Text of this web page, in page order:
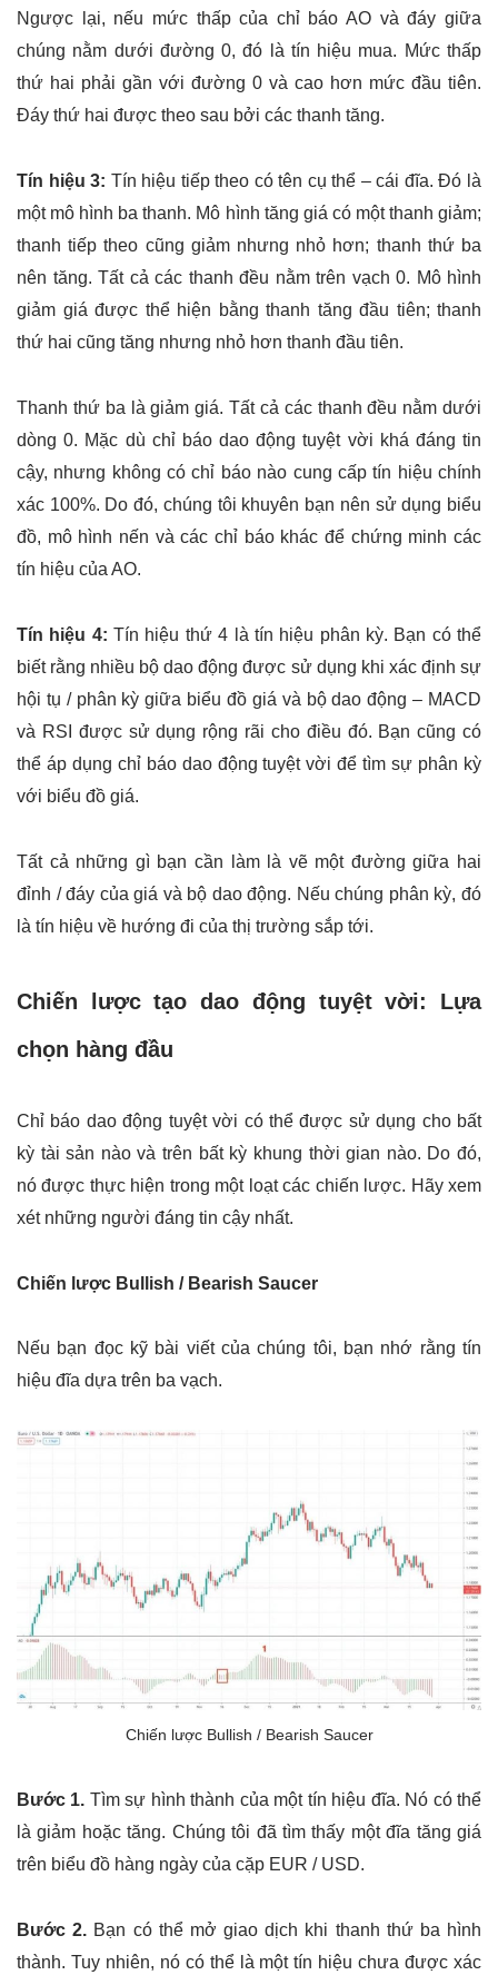
Ngược lại, nếu mức thấp của chỉ báo AO và đáy giữa
chúng nằm dưới đường 0, đó là tín hiệu mua. Mức thấp
thứ hai phải gần với đường 0 và cao hơn mức đầu tiên.
Đáy thứ hai được theo sau bởi các thanh tăng.
Tín hiệu 3: Tín hiệu tiếp theo có tên cụ thể – cái đĩa. Đó là
một mô hình ba thanh. Mô hình tăng giá có một thanh giảm;
thanh tiếp theo cũng giảm nhưng nhỏ hơn; thanh thứ ba
nên tăng. Tất cả các thanh đều nằm trên vạch 0. Mô hình
giảm giá được thể hiện bằng thanh tăng đầu tiên; thanh
thứ hai cũng tăng nhưng nhỏ hơn thanh đầu tiên.
Thanh thứ ba là giảm giá. Tất cả các thanh đều nằm dưới
dòng 0. Mặc dù chỉ báo dao động tuyệt vời khá đáng tin
cậy, nhưng không có chỉ báo nào cung cấp tín hiệu chính
xác 100%. Do đó, chúng tôi khuyên bạn nên sử dụng biểu
đồ, mô hình nến và các chỉ báo khác để chứng minh các
tín hiệu của AO.
Tín hiệu 4: Tín hiệu thứ 4 là tín hiệu phân kỳ. Bạn có thể
biết rằng nhiều bộ dao động được sử dụng khi xác định sự
hội tụ / phân kỳ giữa biểu đồ giá và bộ dao động – MACD
và RSI được sử dụng rộng rãi cho điều đó. Bạn cũng có
thể áp dụng chỉ báo dao động tuyệt vời để tìm sự phân kỳ
với biểu đồ giá.
Tất cả những gì bạn cần làm là vẽ một đường giữa hai
đỉnh / đáy của giá và bộ dao động. Nếu chúng phân kỳ, đó
là tín hiệu về hướng đi của thị trường sắp tới.
Chiến lược tạo dao động tuyệt vời: Lựa
chọn hàng đầu
Chỉ báo dao động tuyệt vời có thể được sử dụng cho bất
kỳ tài sản nào và trên bất kỳ khung thời gian nào. Do đó,
nó được thực hiện trong một loạt các chiến lược. Hãy xem
xét những người đáng tin cậy nhất.
Chiến lược Bullish / Bearish Saucer
Nếu bạn đọc kỹ bài viết của chúng tôi, bạn nhớ rằng tín
hiệu đĩa dựa trên ba vạch.
Chiến lược Bullish / Bearish Saucer
Bước 1. Tìm sự hình thành của một tín hiệu đĩa. Nó có thể
là giảm hoặc tăng. Chúng tôi đã tìm thấy một đĩa tăng giá
trên biểu đồ hàng ngày của cặp EUR / USD.
Bước 2. Bạn có thể mở giao dịch khi thanh thứ ba hình
thành. Tuy nhiên, nó có thể là một tín hiệu chưa được xác